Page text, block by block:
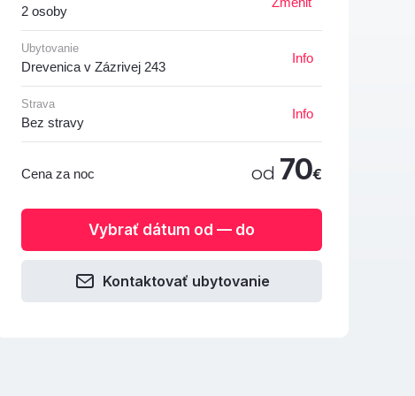
2 osoby
Ubytovanie
Drevenica v Zázrivej 243
Info
Strava
Bez stravy
Info
Cena za noc od 70€
Vybrať dátum od — do
Kontaktovať ubytovanie